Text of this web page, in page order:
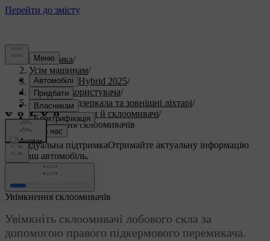
Підтримка/
Усім машинам/
V60 Plug-in Hybrid 2025/
Посібник користувача/
Видимість, дзеркала та зовнішні ліхтарі/
Склоочисники й склоомивачі/
Увімкнення склоомивачів
Індивідуальна підтримкаОтримайте актуальну інформацію
про ваш автомобіль.
Увімкнення склоомивачів
Увімкніть склоомивачі лобового скла за
допомогою правого підкермового перемикача.